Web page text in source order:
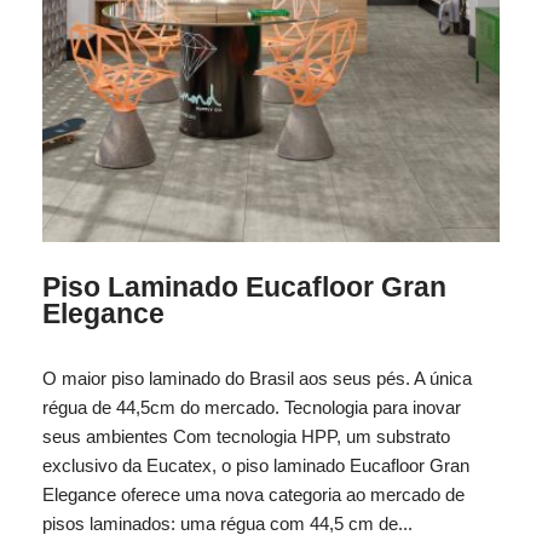
Piso Laminado Eucafloor Gran
Elegance
O maior piso laminado do Brasil aos seus pés. A única
régua de 44,5cm do mercado. Tecnologia para inovar
seus ambientes Com tecnologia HPP, um substrato
exclusivo da Eucatex, o piso laminado Eucafloor Gran
Elegance oferece uma nova categoria ao mercado de
pisos laminados: uma régua com 44,5 cm de...